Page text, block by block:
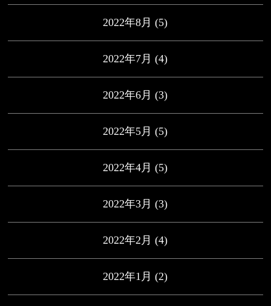
2022年8月 (5)
2022年7月 (4)
2022年6月 (3)
2022年5月 (5)
2022年4月 (5)
2022年3月 (3)
2022年2月 (4)
2022年1月 (2)